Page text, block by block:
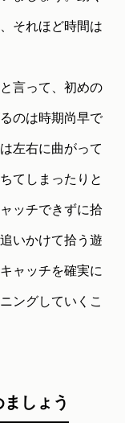
それほど時間は
言って、初めの
のは時期尚早で
左右に曲がって
てしまったりと
ッチできずに拾
いかけて拾う遊
ャッチを確実に
ングしていくこ
しょう